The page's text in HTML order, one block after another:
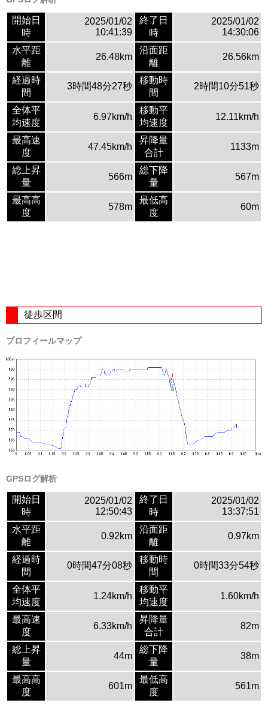
開始日
時
2025/01/02
10:41:39
終了日
時
2025/01/02
14:30:06
水平距
離
26.48km
沿面距
離
26.56km
経過時
間
3時間48分27秒
移動時
間
2時間10分51秒
全体平
均速度
6.97km/h
移動平
均速度
12.11km/h
最高速
度
47.45km/h
昇降量
合計
1133m
総上昇
量
566m
総下降
量
567m
最高高
度
578m
最低高
度
60m
徒歩区間
プロフィールマップ
GPSログ解析
開始日
時
2025/01/02
12:50:43
終了日
時
2025/01/02
13:37:51
水平距
離
0.92km
沿面距
離
0.97km
経過時
間
0時間47分08秒
移動時
間
0時間33分54秒
全体平
均速度
1.24km/h
移動平
均速度
1.60km/h
最高速
度
6.33km/h
昇降量
合計
82m
総上昇
量
44m
総下降
量
38m
最高高
度
601m
最低高
度
561m